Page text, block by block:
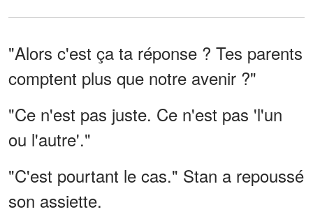
"Alors c'est ça ta réponse ? Tes parents
comptent plus que notre avenir ?"
"Ce n'est pas juste. Ce n'est pas 'l'un
ou l'autre'."
"C'est pourtant le cas." Stan a repoussé
son assiette.